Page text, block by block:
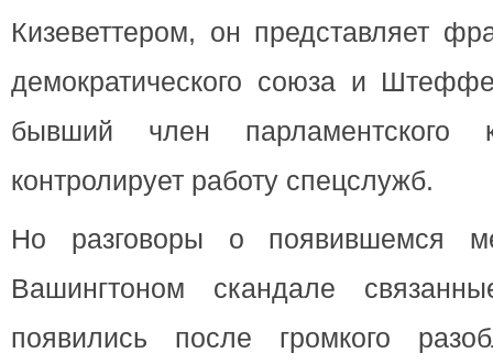
Кизеветтером, он представляет
демократического союза и
бывший член парламентского
контролирует работу спецслужб.
Но разговоры о появившемся
Вашингтоном скандале
появились после громкого